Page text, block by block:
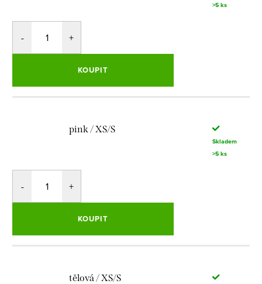
>5 ks
KOUPIT
pink / XS/S
Skladem
>5 ks
KOUPIT
tělová / XS/S